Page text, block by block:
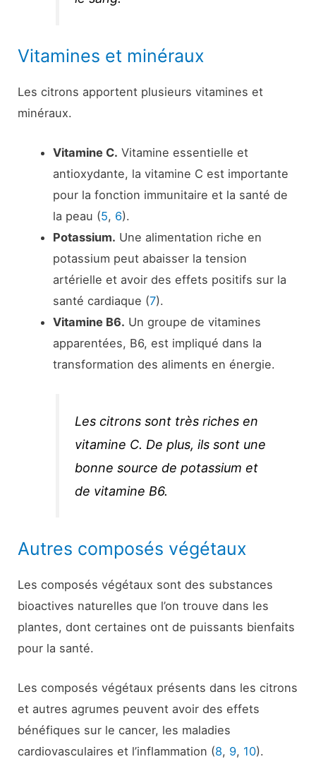
Vitamines et minéraux
Les citrons apportent plusieurs vitamines et
minéraux.
Vitamine C. Vitamine essentielle et
antioxydante, la vitamine C est importante
pour la fonction immunitaire et la santé de
la peau (5, 6).
Potassium. Une alimentation riche en
potassium peut abaisser la tension
artérielle et avoir des effets positifs sur la
santé cardiaque (7).
Vitamine B6. Un groupe de vitamines
apparentées, B6, est impliqué dans la
transformation des aliments en énergie.
Les citrons sont très riches en
vitamine C. De plus, ils sont une
bonne source de potassium et
de vitamine B6.
Autres composés végétaux
Les composés végétaux sont des substances
bioactives naturelles que l’on trouve dans les
plantes, dont certaines ont de puissants bienfaits
pour la santé.
Les composés végétaux présents dans les citrons
et autres agrumes peuvent avoir des effets
bénéfiques sur le cancer, les maladies
cardiovasculaires et l’inflammation (8, 9, 10).